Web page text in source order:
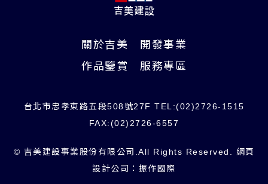
關於吉美
開發事業
作品鑒賞
服務專區
台北市忠孝東路五段508號27F TEL:(02)2726-1515
FAX:(02)2726-6557
© 吉美建設事業股份有限公司.All Rights Reserved. 網頁
設計公司 ：振作國際